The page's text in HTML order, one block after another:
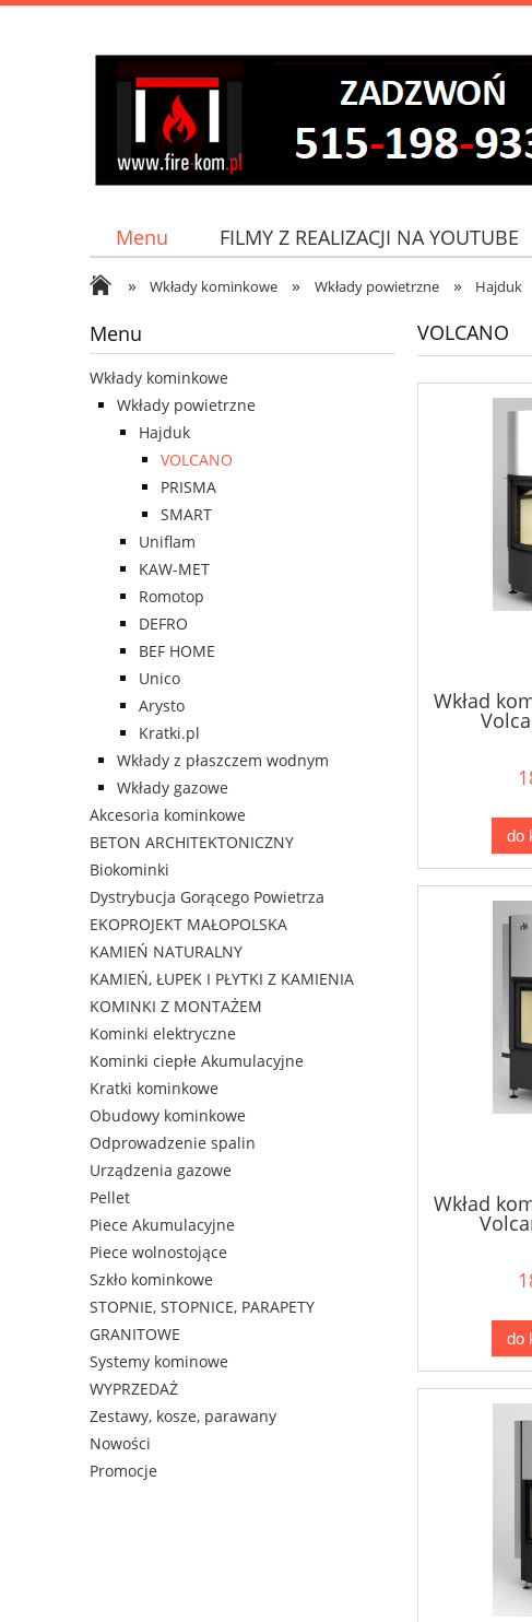
Menu FILMY Z REALIZACJI NA YOUTUBE
Jak do nas dojechać?
» Wkłady kominkowe » Wkłady powietrzne » Hajduk
Menu
Wkłady kominkowe
Wkłady powietrzne
Hajduk
VOLCANO
PRISMA
SMART
Uniflam
KAW-MET
Romotop
DEFRO
BEF HOME
Unico
Arysto
Kratki.pl
Wkłady z płaszczem wodnym
Wkłady gazowe
Akcesoria kominkowe
BETON ARCHITEKTONICZNY
Biokominki
Dystrybucja Gorącego Powietrza
EKOPROJEKT MAŁOPOLSKA
KAMIEŃ NATURALNY
KAMIEŃ, ŁUPEK I PŁYTKI Z KAMIENIA
KOMINKI Z MONTAŻEM
Kominki elektryczne
Kominki ciepłe Akumulacyjne
Kratki kominkowe
Obudowy kominkowe
Odprowadzenie spalin
Urządzenia gazowe
Pellet
Piece Akumulacyjne
Piece wolnostojące
Szkło kominkowe
STOPNIE, STOPNICE, PARAPETY
GRANITOWE
Systemy kominowe
WYPRZEDAŻ
Zestawy, kosze, parawany
Nowości
Promocje
VOLCANO
Wkład
do
Wkład
do